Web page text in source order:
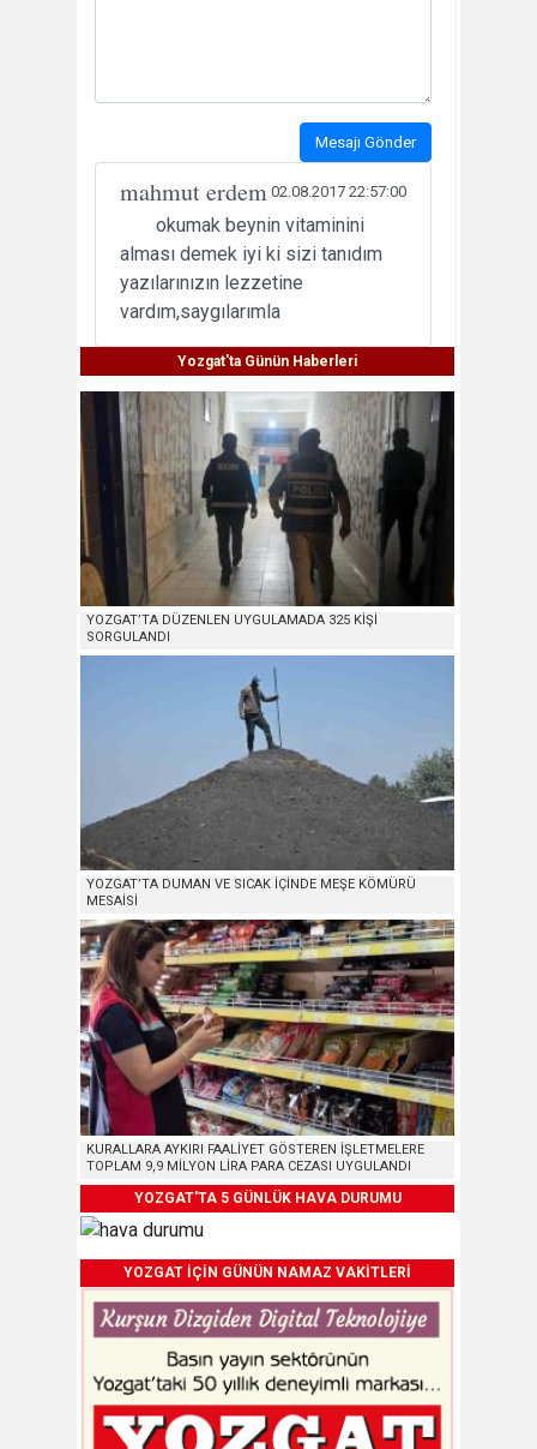
Mesajı Gönder
mahmut erdem 02.08.2017 22:57:00
okumak beynin vitaminini
alması demek iyi ki sizi tanıdım
yazılarınızın lezzetine
vardım,saygılarımla
Yozgat'ta Günün Haberleri
YOZGAT’TA DÜZENLEN UYGULAMADA 325 KİŞİ
SORGULANDI
YOZGAT’TA DUMAN VE SICAK İÇİNDE MEŞE KÖMÜRÜ
MESAİSİ
KURALLARA AYKIRI FAALİYET GÖSTEREN İŞLETMELERE
TOPLAM 9,9 MİLYON LİRA PARA CEZASI UYGULANDI
YOZGAT'TA 5 GÜNLÜK HAVA DURUMU
YOZGAT İÇİN GÜNÜN NAMAZ VAKİTLERİ